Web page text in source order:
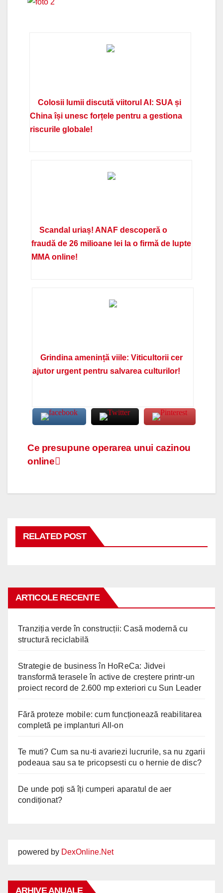
Colosii lumii discută viitorul AI: SUA și
China își unesc forțele pentru a gestiona
riscurile globale!
Scandal uriaș! ANAF descoperă o
fraudă de 26 milioane lei la o firmă de lupte
MMA online!
Grindina amenință viile: Viticultorii cer
ajutor urgent pentru salvarea culturilor!
Navigare
articole
Ce presupune operarea unui cazinou
online
RELATED POST
ARTICOLE RECENTE
Tranziția verde în construcții: Casă modernă cu
structură reciclabilă
Strategie de business în HoReCa: Jidvei
transformă terasele în active de creștere printr-un
proiect record de 2.600 mp exteriori cu Sun Leader
Fără proteze mobile: cum funcționează reabilitarea
completă pe implanturi All-on
Te muti? Cum sa nu-ti avariezi lucrurile, sa nu zgarii
podeaua sau sa te pricopsesti cu o hernie de disc?
De unde poți să îți cumperi aparatul de aer
condiționat?
powered by DexOnline.Net
ARHIVE ANUALE